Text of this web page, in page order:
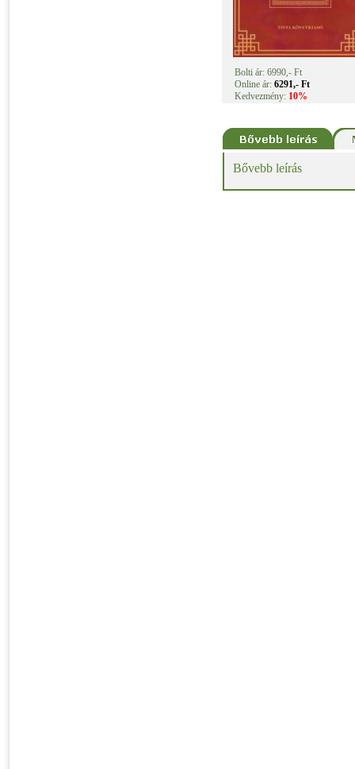
Bolti ár: 6990,- Ft
Online ár: 6291,- Ft
Kedvezmény: 10%
Bővebb leírás